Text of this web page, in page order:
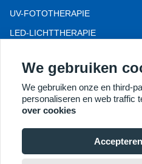
UV-FOTOTHERAPIE
LED-LICHTTHERAPIE
COLPOSCOOP
MEER PRODUCTEN
Copyright® 2018 Kernel
We gebruiken
We gebruiken onze en third-
personaliseren en web traffic
over cookies